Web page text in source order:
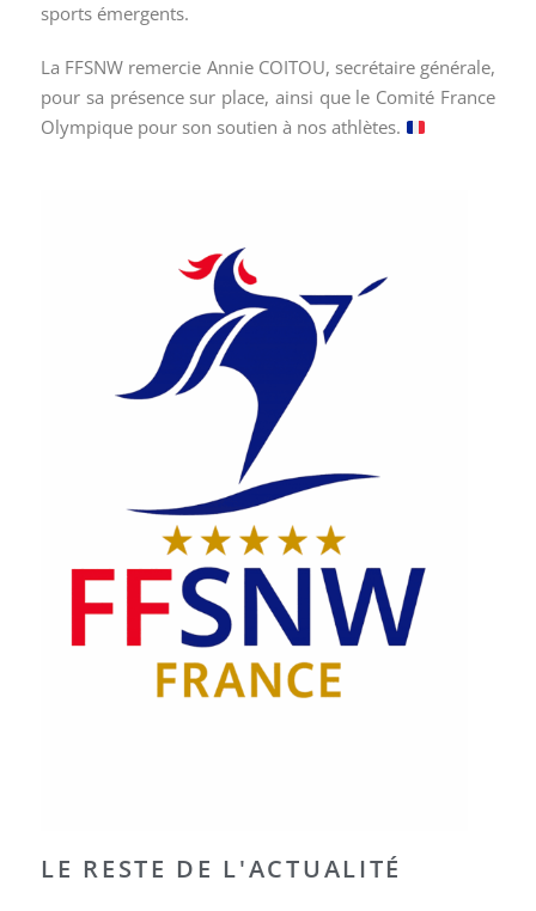
sports émergents.
La FFSNW remercie Annie COITOU, secrétaire générale,
pour sa présence sur place, ainsi que le Comité France
Olympique pour son soutien à nos athlètes.
LE RESTE DE L'ACTUALITÉ